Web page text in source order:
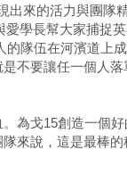
來的活力與團隊精
學長幫大家捕捉
隊伍在河濱道上
不要讓任一個人
為戈15創造一個
來說，這是最棒